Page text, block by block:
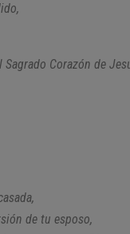
Corazón de
de tu esposo,